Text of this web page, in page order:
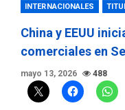
INTERNACIONALES
China y EEUU
comerciales en
mayo 13, 2026 488